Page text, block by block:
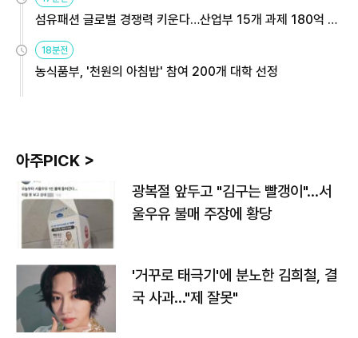
섬유패션 글로벌 경쟁력 키운다…산업부 15개 과제 180억 지
원
18분전
농식품부, '천원의 아침밥' 참여 200개 대학 선정
아주PICK >
광복절 앞두고 "김구는 빨갱이"…서
울우유 불매 주장에 황당
'거꾸로 태극기'에 분노한 김희철, 결
국 사과…"제 잘못"